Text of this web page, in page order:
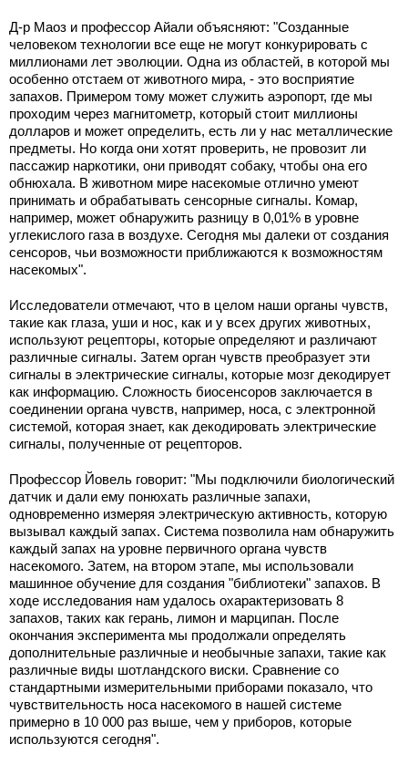
Д-р Маоз и профессор Айали объясняют: "Созданные
человеком технологии все еще не могут конкурировать с
миллионами лет эволюции. Одна из областей, в которой мы
особенно отстаем от животного мира, - это восприятие
запахов. Примером тому может служить аэропорт, где мы
проходим через магнитометр, который стоит миллионы
долларов и может определить, есть ли у нас металлические
предметы. Но когда они хотят проверить, не провозит ли
пассажир наркотики, они приводят собаку, чтобы она его
обнюхала. В животном мире насекомые отлично умеют
принимать и обрабатывать сенсорные сигналы. Комар,
например, может обнаружить разницу в 0,01% в уровне
углекислого газа в воздухе. Сегодня мы далеки от создания
сенсоров, чьи возможности приближаются к возможностям
насекомых".
Исследователи отмечают, что в целом наши органы чувств,
такие как глаза, уши и нос, как и у всех других животных,
используют рецепторы, которые определяют и различают
различные сигналы. Затем орган чувств преобразует эти
сигналы в электрические сигналы, которые мозг декодирует
как информацию. Сложность биосенсоров заключается в
соединении органа чувств, например, носа, с электронной
системой, которая знает, как декодировать электрические
сигналы, полученные от рецепторов.
Профессор Йовель говорит: "Мы подключили биологический
датчик и дали ему понюхать различные запахи,
одновременно измеряя электрическую активность, которую
вызывал каждый запах. Система позволила нам обнаружить
каждый запах на уровне первичного органа чувств
насекомого. Затем, на втором этапе, мы использовали
машинное обучение для создания "библиотеки" запахов. В
ходе исследования нам удалось охарактеризовать 8
запахов, таких как герань, лимон и марципан. После
окончания эксперимента мы продолжали определять
дополнительные различные и необычные запахи, такие как
различные виды шотландского виски. Сравнение со
стандартными измерительными приборами показало, что
чувствительность носа насекомого в нашей системе
примерно в 10 000 раз выше, чем у приборов, которые
используются сегодня".